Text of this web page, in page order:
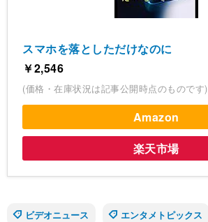
スマホを落としただけなのに
￥2,546
(価格・在庫状況は記事公開時点のものです)
Amazon
楽天市場
ビデオニュース
エンタメトピックス